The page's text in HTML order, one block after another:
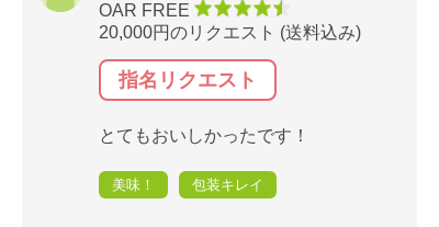
OAR FREE
20,000円のリクエスト (送料込み)
指名リクエスト
とてもおいしかったです！
美味！ 包装キレイ